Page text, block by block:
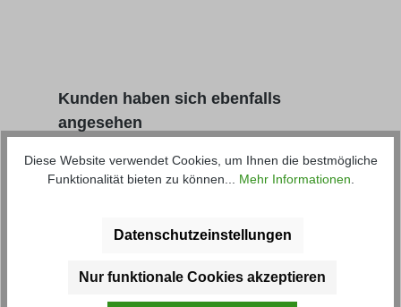
Produktgalerie überspringen
Kunden haben sich ebenfalls
angesehen
Grundbordwand FS
Diese Website verwendet Cookies, um Ihnen die bestmögliche
Funktionalität bieten zu können... Mehr Informationen
Datenschutzeinstellungen
Nur funktionale Cookies akzeptieren